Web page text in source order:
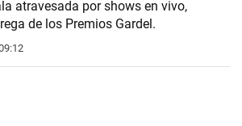
atravesada por shows en vivo,
de los Premios Gardel.